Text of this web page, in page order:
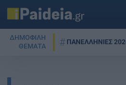
ΔΗΜΟΦΙΛΗ
ΘΕΜΑΤΑ
ΠΑΝΕΛΛΗΝΙΕΣ